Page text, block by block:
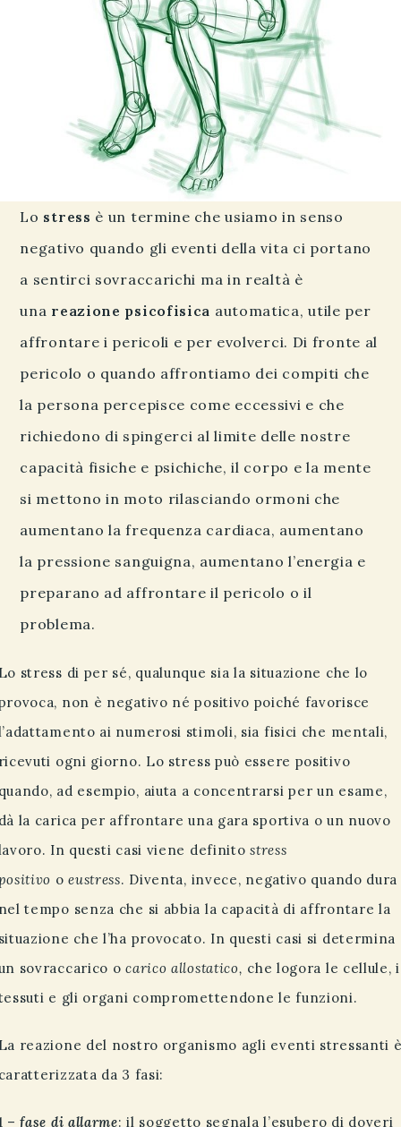
Lo stress è un termine che usiamo in senso
negativo quando gli eventi della vita ci portano
a sentirci sovraccarichi ma in realtà è
una reazione psicofisica automatica, utile per
affrontare i pericoli e per evolverci. Di fronte al
pericolo o quando affrontiamo dei compiti che
la persona percepisce come eccessivi e che
richiedono di spingerci al limite delle nostre
capacità fisiche e psichiche, il corpo e la mente
si mettono in moto rilasciando ormoni che
aumentano la frequenza cardiaca, aumentano
la pressione sanguigna, aumentano l’energia e
preparano ad affrontare il pericolo o il
problema.
stress di per sé, qualunque sia la situazione che lo
non è negativo né positivo poiché favorisce
ai numerosi stimoli, sia fisici che mentali,
ogni giorno. Lo stress può essere positivo
ad esempio, aiuta a concentrarsi per un esame,
la carica per affrontare una gara sportiva o un nuovo
In questi casi viene definitostress
oeustress. Diventa, invece, negativo quando dura
tempo senza che si abbia la capacità di affrontare la
che l’ha provocato. In questi casi si determina
sovraccarico ocarico allostatico, che logora le cellule, i
e gli organi compromettendone le funzioni.
reazione del nostro organismo agli eventi stressanti
da 3 fasi:
–fase di allarme: il soggetto segnala l’esubero di doveri